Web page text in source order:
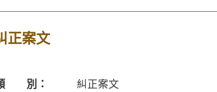
正案文
別： 糾正案文